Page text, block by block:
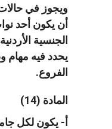
ويجوز في حالات
أن يكون أحد
الجنسية
يحدد فيه مهام
الفروع.
المادة (14)
أ- يكون لكل